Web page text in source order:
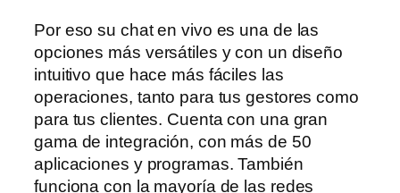
Por eso su chat en vivo es una de las
opciones más versátiles y con un diseño
intuitivo que hace más fáciles las
operaciones, tanto para tus gestores como
para tus clientes. Cuenta con una gran
gama de integración, con más de 50
aplicaciones y programas. También
funciona con la mayoría de las redes